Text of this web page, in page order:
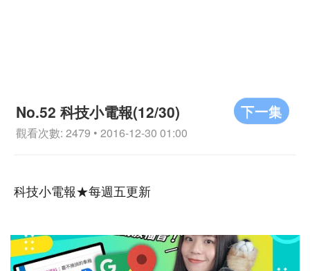
下一集
No.52 科技小電報(12/30)
觀看次數: 2479 • 2016-12-30 01:00
科技小電報★每週五更新